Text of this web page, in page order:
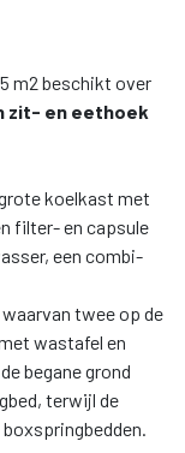
m2 beschikt over
zit- en eethoek
koelkast met
filter- en capsule
een combi-
waarvan twee op de
wastafel en
begane grond
terwijl de